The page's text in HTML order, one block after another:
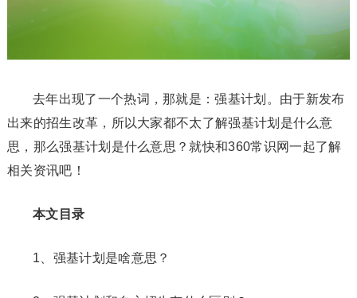
去年出现了一个热词，那就是：强基计划。由于新发布
出来的招生改革，所以大家都不太了解强基计划是什么意
思，那么强基计划是什么意思？就快和360常识网一起了解
相关资讯吧！
本文目录
1、强基计划是啥意思？